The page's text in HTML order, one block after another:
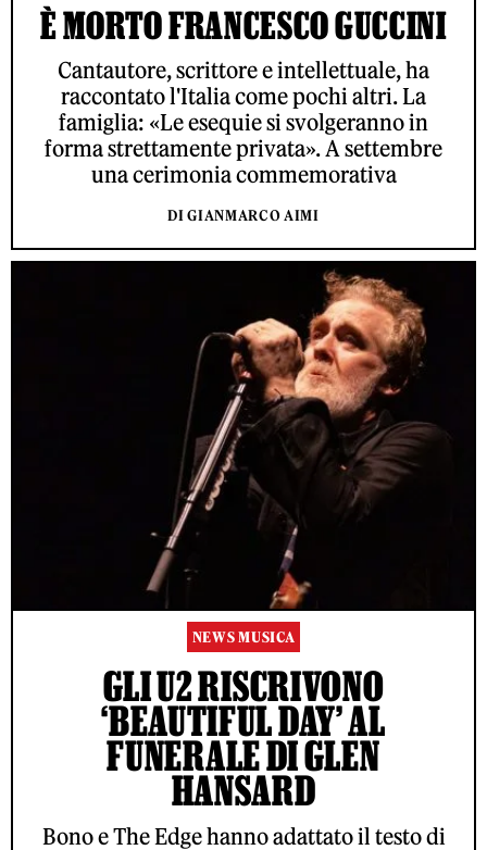
È MORTO FRANCESCO GUCCINI
Cantautore, scrittore e intellettuale, ha
raccontato l'Italia come pochi altri. La
famiglia: «Le esequie si svolgeranno in
forma strettamente privata». A settembre
una cerimonia commemorativa
DI GIANMARCO AIMI
NEWS MUSICA
GLI U2 RISCRIVONO
‘BEAUTIFUL DAY’ AL
FUNERALE DI GLEN
HANSARD
Bono e The Edge hanno adattato il testo di